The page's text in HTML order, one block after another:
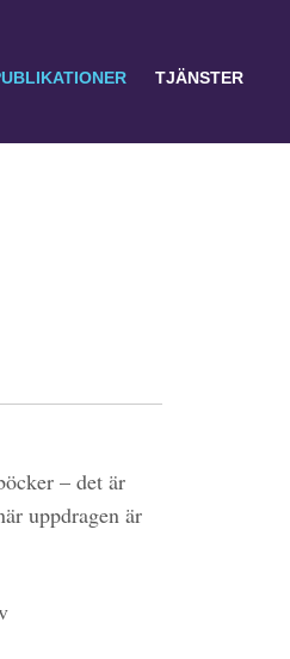
TJÄNSTER
– det är
uppdragen är